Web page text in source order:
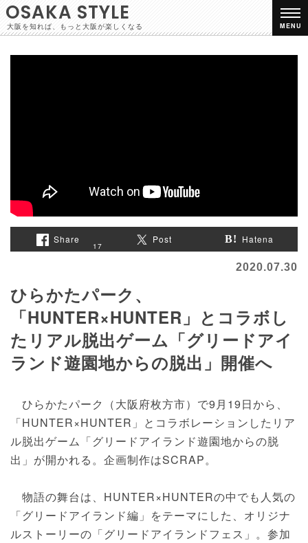
OSAKA STYLE
大阪を知れば、もっと大阪が楽しくなる MENU
Share
17
Post Hatena
2020.07.30
ひらかたパーク、
「HUNTER×HUNTER」とコラボし
たリアル脱出ゲーム「グリードアイ
ランド遊園地からの脱出」開催へ
ひらかたパーク（大阪府枚方市）で9月19日から、
「HUNTER×HUNTER」とコラボレーションしたリア
ル脱出ゲーム「グリードアイランド遊園地からの脱
出」が開かれる。企画制作はSCRAP。
物語の舞台は、HUNTER×HUNTERの中でも人気の
「グリードアイランド編」をテーマにした、オリジナ
ルストーリーの「グリードアイランドフェス」。参加